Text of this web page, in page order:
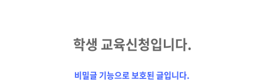
학생 교육신청입니다.
비밀글 기능으로 보호된 글입니다.